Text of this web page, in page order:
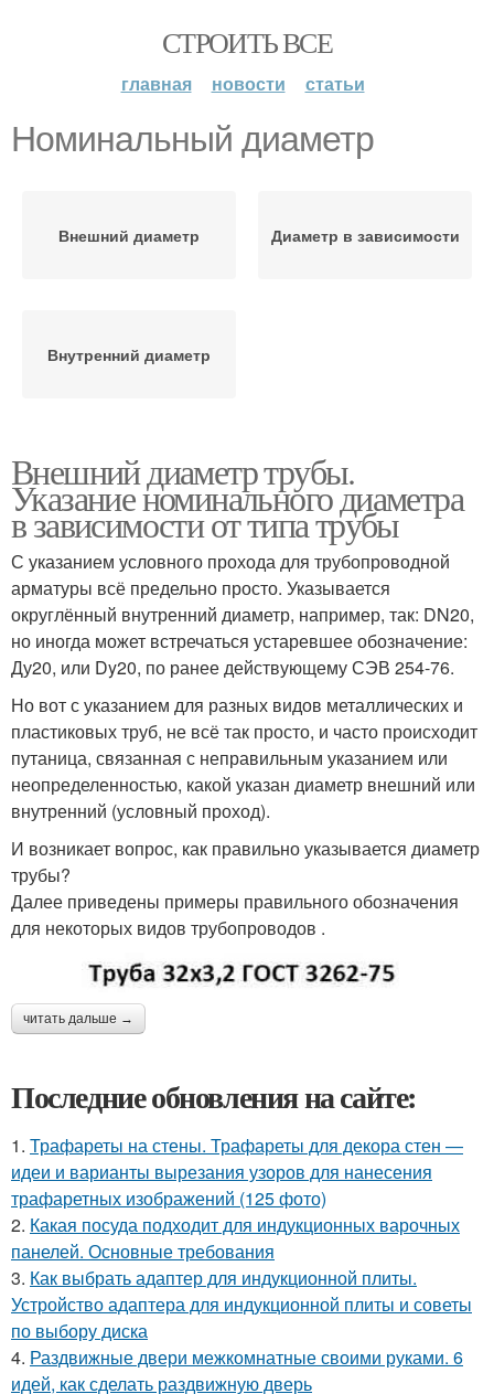
СТРОИТЬ ВСЕ
главная новости статьи
Номинальный диаметр
Внешний диаметр Диаметр в зависимости
Внутренний диаметр
Внешний диаметр трубы.
Указание номинального диаметра
в зависимости от типа трубы
С указанием условного прохода для трубопроводной
арматуры всё предельно просто. Указывается
округлённый внутренний диаметр, например, так: DN20,
но иногда может встречаться устаревшее обозначение:
Ду20, или Dy20, по ранее действующему СЭВ 254-76.
Но вот с указанием для разных видов металлических и
пластиковых труб, не всё так просто, и часто происходит
путаница, связанная с неправильным указанием или
неопределенностью, какой указан диаметр внешний или
внутренний (условный проход).
И возникает вопрос, как правильно указывается диаметр
трубы?
Далее приведены примеры правильного обозначения
для некоторых видов трубопроводов .
читать дальше →
Последние обновления на сайте:
1. Трафареты на стены. Трафареты для декора стен —
идеи и варианты вырезания узоров для нанесения
трафаретных изображений (125 фото)
2. Какая посуда подходит для индукционных варочных
панелей. Основные требования
3. Как выбрать адаптер для индукционной плиты.
Устройство адаптера для индукционной плиты и советы
по выбору диска
4. Раздвижные двери межкомнатные своими руками. 6
идей, как сделать раздвижную дверь